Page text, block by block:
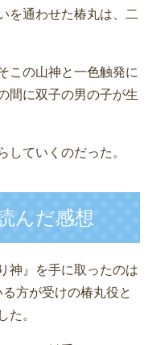
を通わせた椿丸は、二
この山神と一色触発に
間に双子の男の子が生
していくのだった。
んだ感想
神』を手に取ったのは
方が受けの椿丸役と
た。